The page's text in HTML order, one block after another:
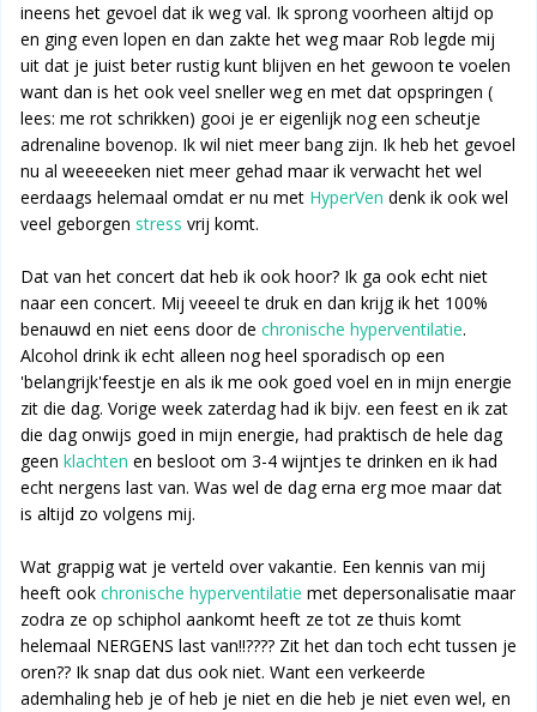
ineens het gevoel dat ik weg val. Ik sprong voorheen altijd op
en ging even lopen en dan zakte het weg maar Rob legde mij
uit dat je juist beter rustig kunt blijven en het gewoon te voelen
want dan is het ook veel sneller weg en met dat opspringen (
lees: me rot schrikken) gooi je er eigenlijk nog een scheutje
adrenaline bovenop. Ik wil niet meer bang zijn. Ik heb het gevoel
nu al weeeeeken niet meer gehad maar ik verwacht het wel
eerdaags helemaal omdat er nu met HyperVen denk ik ook wel
veel geborgen stress vrij komt.
Dat van het concert dat heb ik ook hoor? Ik ga ook echt niet
naar een concert. Mij veeeel te druk en dan krijg ik het 100%
benauwd en niet eens door de chronische hyperventilatie.
Alcohol drink ik echt alleen nog heel sporadisch op een
'belangrijk'feestje en als ik me ook goed voel en in mijn energie
zit die dag. Vorige week zaterdag had ik bijv. een feest en ik zat
die dag onwijs goed in mijn energie, had praktisch de hele dag
geen klachten en besloot om 3-4 wijntjes te drinken en ik had
echt nergens last van. Was wel de dag erna erg moe maar dat
is altijd zo volgens mij.
Wat grappig wat je verteld over vakantie. Een kennis van mij
heeft ook chronische hyperventilatie met depersonalisatie maar
zodra ze op schiphol aankomt heeft ze tot ze thuis komt
helemaal NERGENS last van!!???? Zit het dan toch echt tussen je
oren?? Ik snap dat dus ook niet. Want een verkeerde
ademhaling heb je of heb je niet en die heb je niet even wel, en